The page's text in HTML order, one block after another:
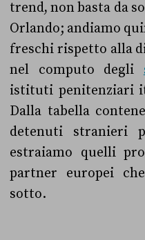
trend, non basta da
Orlando; andiamo
freschi rispetto alla
nel computo degli
istituti penitenziari
Dalla tabella
detenuti stranieri
estraiamo quelli
partner europei
sotto.